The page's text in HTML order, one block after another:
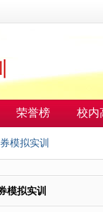
荣誉榜 校内
模拟实训
模拟实训